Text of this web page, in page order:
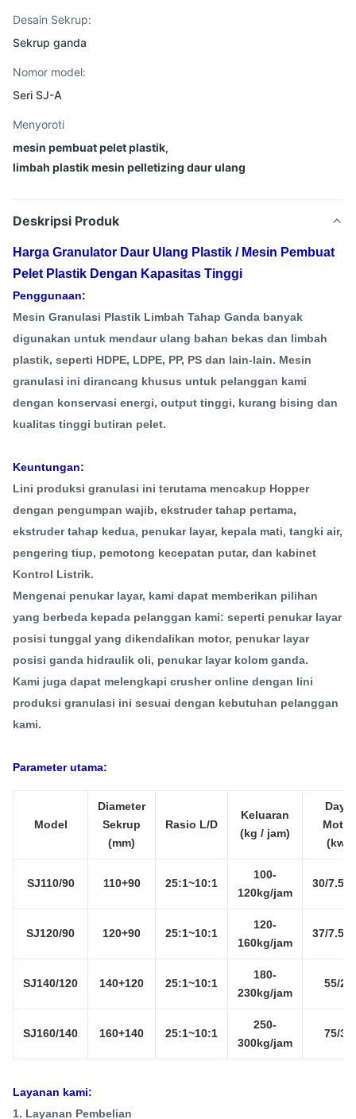
Desain Sekrup:
Sekrup ganda
Nomor model:
Seri SJ-A
Menyoroti
mesin pembuat pelet plastik,
limbah plastik mesin pelletizing daur ulang
Deskripsi Produk
Harga Granulator Daur Ulang Plastik / Mesin Pembuat
Pelet Plastik Dengan Kapasitas Tinggi
Penggunaan:
Mesin Granulasi Plastik Limbah Tahap Ganda banyak
digunakan untuk mendaur ulang bahan bekas dan limbah
plastik, seperti HDPE, LDPE, PP, PS dan lain-lain. Mesin
granulasi ini dirancang khusus untuk pelanggan kami
dengan konservasi energi, output tinggi, kurang bising dan
kualitas tinggi butiran pelet.
Keuntungan:
Lini produksi granulasi ini terutama mencakup Hopper
dengan pengumpan wajib, ekstruder tahap pertama,
ekstruder tahap kedua, penukar layar, kepala mati, tangki air,
pengering tiup, pemotong kecepatan putar, dan kabinet
Kontrol Listrik.
Mengenai penukar layar, kami dapat memberikan pilihan
yang berbeda kepada pelanggan kami: seperti penukar layar
posisi tunggal yang dikendalikan motor, penukar layar
posisi ganda hidraulik oli, penukar layar kolom ganda.
Kami juga dapat melengkapi crusher online dengan lini
produksi granulasi ini sesuai dengan kebutuhan pelanggan
kami.
Parameter utama:
Model
Diameter
Sekrup
(mm)
Rasio L/D
Keluaran
(kg / jam)
Daya
Motor
(kw)
SJ110/90 110+90 25:1~10:1
100-
120kg/jam
30/
SJ120/90 120+90 25:1~10:1
120-
160kg/jam
37/
SJ140/120 140+120 25:1~10:1
180-
230kg/jam
55/22
SJ160/140 160+140 25:1~10:1
250-
300kg/jam
75/30
Layanan kami:
1. Layanan Pembelian